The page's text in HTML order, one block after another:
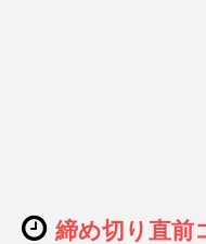
締め切り直前